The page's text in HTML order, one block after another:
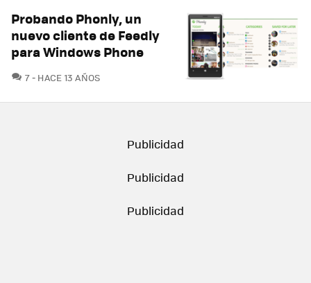
Probando Phonly, un
nuevo cliente de Feedly
para Windows Phone
7COMENTARIOS
HACE 13 AÑOS